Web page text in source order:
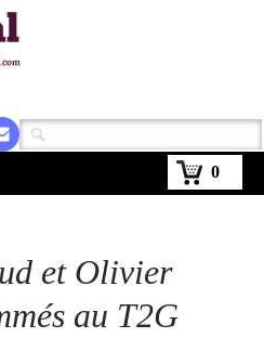
0
et Olivier
au T2G